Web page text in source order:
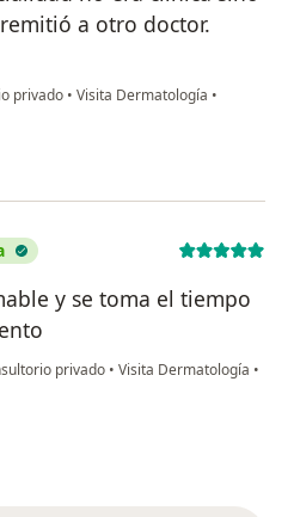
a otro doctor.
privado • Visita Dermatología •
y se toma el tiempo
privado • Visita Dermatología •